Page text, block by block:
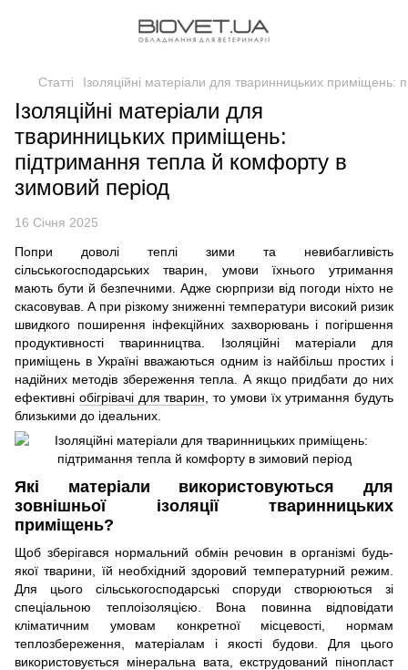
Статті Ізоляційні матеріали для тваринницьких
Ізоляційні матеріали для
тваринницьких приміщень:
підтримання тепла й комфорту в
зимовий період
16 Січня 2025
Попри доволі теплі зими та невибагливість
сільськогосподарських тварин, умови їхнього утримання
мають бути й безпечними. Адже сюрпризи від погоди ніхто не
скасовував. А при різкому зниженні температури високий ризик
швидкого поширення інфекційних захворювань і погіршення
продуктивності тваринництва. Ізоляційні матеріали для
приміщень в Україні вважаються одним із найбільш простих і
надійних методів збереження тепла. А якщо придбати до них
ефективні обігрівачі для тварин , то умови їх утримання будуть
близькими до ідеальних.
Які матеріали використовуються для
зовнішньої ізоляції тваринницьких
приміщень?
Щоб зберігався нормальний обмін речовин в організмі будь-
якої тварини, їй необхідний здоровий температурний режим.
Для цього сільськогосподарські споруди створюються зі
спеціальною теплоізоляцією. Вона повинна відповідати
кліматичним умовам конкретної місцевості, нормам
теплозбереження, матеріалам і якості будови. Для цього
використовується мінеральна вата, екструдований пінопласт